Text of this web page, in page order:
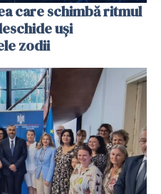
care schimbă ritmul
uși
zodii